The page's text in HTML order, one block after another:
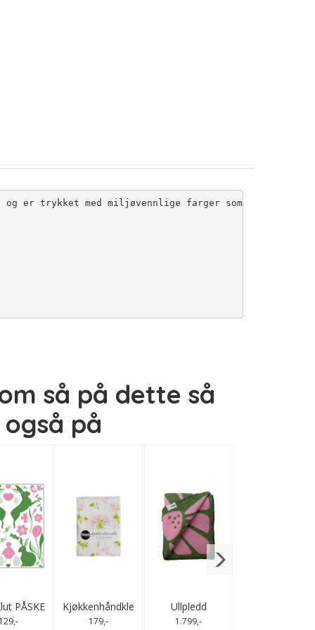
er trykket med miljøvennlige farger som holder
BLOMST - mint
179,-
TULIPAN
lilla/blå
179,-
LØV rosa
så på dette så
også på
PÅSKE
rosa
129,-
Kjøkkenhåndkle
PELARGON
179,-
Ullpledd
SOMMER
1.799,-